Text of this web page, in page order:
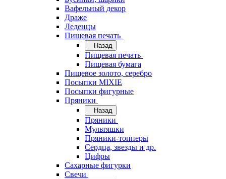
Вафельный декор
Драже
Леденцы
Пищевая печать
Назад
Пищевая печать
Пищевая бумага
Пищевое золото, серебро
Посыпки MIXIE
Посыпки фигурные
Пряники
Назад
Пряники
Мультяшки
Пряники-топперы
Сердца, звезды и др.
Цифры
Сахарные фигурки
Свечи